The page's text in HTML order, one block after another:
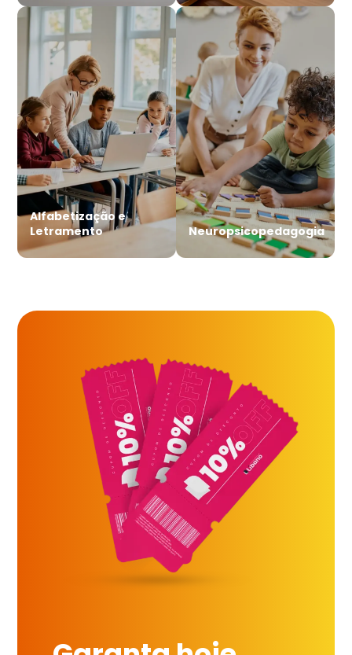
Alfabetização e
Letramento
Neuropsicopedagogia